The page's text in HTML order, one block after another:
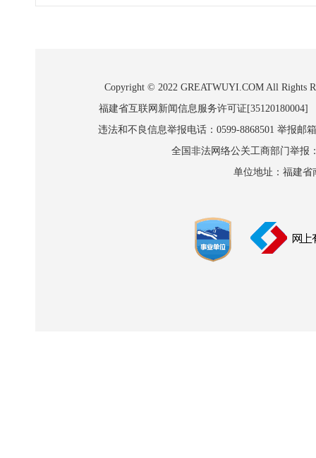
Copyright © 2022 GREATWUYI.COM All Rights
福建省互联网新闻信息服务许可证
违法和不良信息举报电话：0599-8868501 举报邮
全国非法网络公关工商部门举报
单位地址：福建省